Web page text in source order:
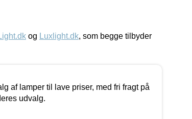
og Luxlight.dk, som begge tilbyder
af lamper til lave priser, med fri fragt på
udvalg.